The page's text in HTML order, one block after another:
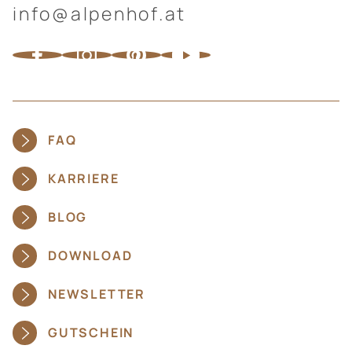
info@alpenhof.at
FAQ
KARRIERE
BLOG
DOWNLOAD
NEWSLETTER
GUTSCHEIN